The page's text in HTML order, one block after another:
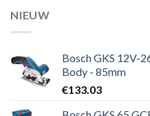
NIEUW
Bosch GKS 12V-
Body - 85mm
€133.03